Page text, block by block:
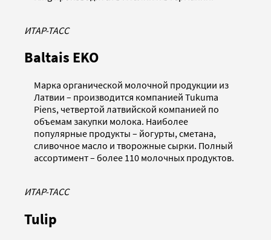
ИТАР-ТАСС
Baltais EKO
Марка органической молочной продукции из
Латвии – производится компанией Tukuma
Piens, четвертой латвийской компанией по
объемам закупки молока. Наиболее
популярные продукты – йогурты, сметана,
сливочное масло и творожные сырки. Полный
ассортимент – более 110 молочных продуктов.
ИТАР-ТАСС
Tulip